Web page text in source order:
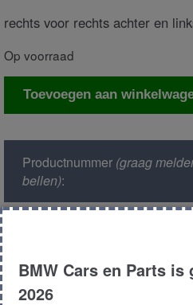
rechts voor rechts achter en
Op voorraad
Ruitschakelaar
Toevoegen aan
Productnummer(graag
bellen):
Kleur :
BMW Cars en Parts
2026